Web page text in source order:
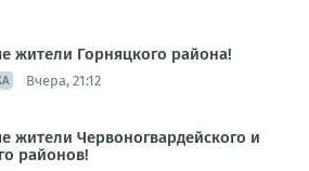
жители Горняцкого района!
Вчера, 21:12
жители Червоногвардейского и
районов!